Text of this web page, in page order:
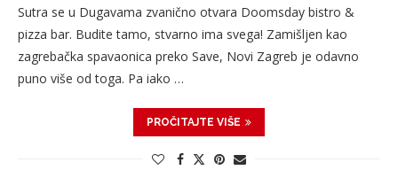
Sutra se u Dugavama zvanično otvara Doomsday bistro &
pizza bar. Budite tamo, stvarno ima svega! Zamišljen kao
zagrebačka spavaonica preko Save, Novi Zagreb je odavno
puno više od toga. Pa iako …
PROČITAJTE VIŠE